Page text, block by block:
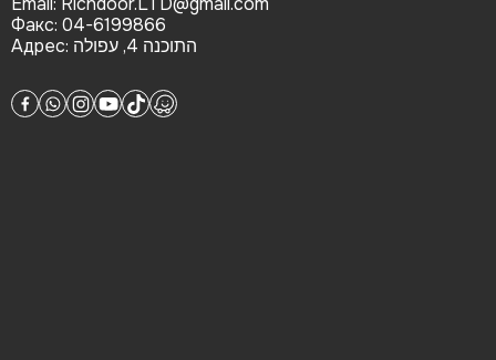
Факс: 04-6199866
Адрес:
התוכנה 4, עפולה